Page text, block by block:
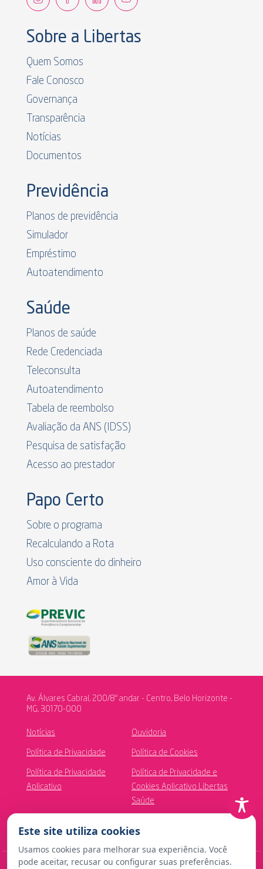
Sobre a Libertas
Quem Somos
Fale Conosco
Governança
Transparência
Notícias
Documentos
Previdência
Planos de previdência
Simulador
Empréstimo
Autoatendimento
Saúde
Planos de saúde
Rede Credenciada
Teleconsulta
Autoatendimento
Tabela de reembolso
Avaliação da ANS (IDSS)
Pesquisa de satisfação
Acesso ao prestador
Papo Certo
Sobre o programa
Recalculando a Rota
Uso consciente do dinheiro
Amor à Vida
Av. Álvares Cabral, 200/8º andar - Centro, Belo Horizonte -
MG, 30170-000
Notícias Ouvidoria
Política de Privacidade Política de Cookies
Política de Privacidade
Aplicativo
Política de Privacidade e
Cookies Aplicativo Libertas
Saúde
Este site utiliza cookies
Usamos cookies para melhorar sua experiência. Você
pode aceitar, recusar ou configurar suas preferências.